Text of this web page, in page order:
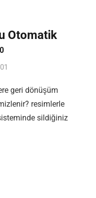
Otomatik
0
geri dönüşüm
resimlerle
sildiğiniz